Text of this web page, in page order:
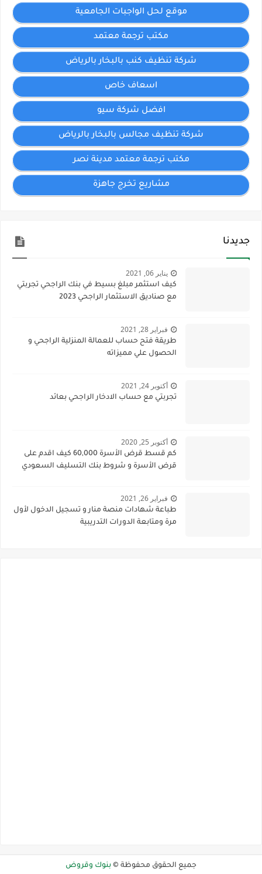
موقع لحل الواجبات الجامعية
مكتب ترجمة معتمد
شركة تنظيف كنب بالبخار بالرياض
اسعاف خاص
افضل شركة سيو
شركة تنظيف مجالس بالبخار بالرياض
مكتب ترجمة معتمد مدينة نصر
مشاريع تخرج جاهزة
جديدنا
يناير 06, 2021
كيف استثمر مبلغ بسيط في بنك الراجحي تجربتي
مع صناديق الاستثمار الراجحي 2023
فبراير 28, 2021
طريقة فتح حساب للعمالة المنزلية الراجحي و
الحصول علي مميزاته
أكتوبر 24, 2021
تجربتي مع حساب الادخار الراجحي بعائد
أكتوبر 25, 2020
كم قسط قرض الأسرة 60,000 كيف اقدم على
قرض الأسرة و شروط بنك التسليف السعودي
فبراير 26, 2021
طباعة شهادات منصة منار و تسجيل الدخول لأول
مرة ومتابعة الدورات التدريبية
جميع الحقوق محفوظة © بنوك وقروض